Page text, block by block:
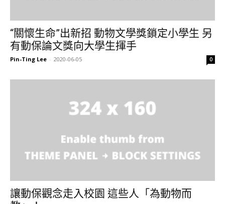
“關懷生命”出新招 動物文學獎鎖定小學生 另
有動保論文獎向大學生揮手
Pin-Ting Lee - 2020-06-05 0
讓動保觀念走入校園 這些人「為動物而